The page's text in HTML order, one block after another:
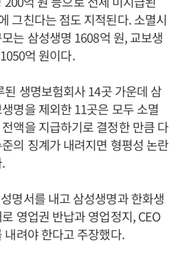
그친다는 점도 지적된다. 소멸시
는 삼성생명 1608억 원, 교보생
억 원이다.
된 생명보험회사 14곳 가운데 삼
명을 제외한 11곳은 모두 소멸
액을 지급하기로 결정한 만큼 다
의 징계가 내려지면 형평성 논란
명서를 내고 삼성생명과 한화생
영업권 반납과 영업정지, CEO
려야 한다고 주장했다.